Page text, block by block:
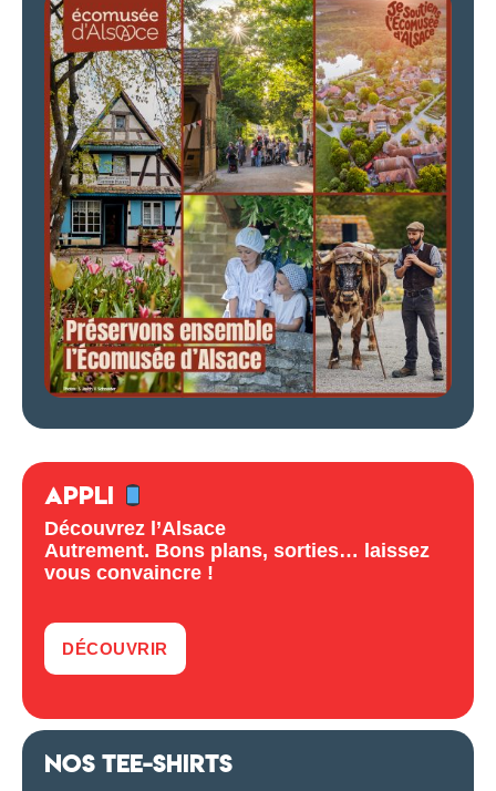
APPLI
Découvrez l’Alsace
Autrement. Bons plans, sorties… laissez
vous convaincre !
DÉCOUVRIR
NOS TEE-SHIRTS